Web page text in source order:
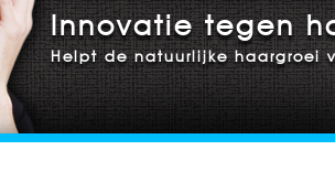
Innovatie tegen
Helpt de natuurlijke haargroei